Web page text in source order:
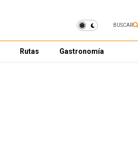
BUSCAR
Rutas Gastronomía